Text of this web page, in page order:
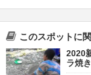
このスポットに
2020
ラ焼